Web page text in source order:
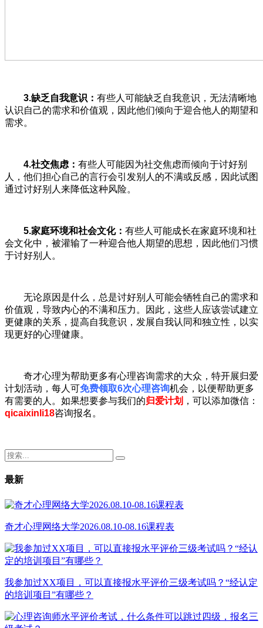
3.缺乏自我意识： 有些人可能缺乏自我意识，无法清晰地
认识自己的需求和价值观，因此他们倾向于迎合他人的期望和
需求。
4.社交焦虑： 有些人可能因为社交焦虑而倾向于讨好别
人，他们担心自己的言行会引发别人的不满或反感，因此试图
通过讨好别人来降低这种风险。
5.家庭环境和社会文化： 有些人可能成长在家庭环境和社
会文化中，被灌输了一种迎合他人期望的思想，因此他们习惯
于讨好别人。
无论原因是什么，总是讨好别人可能会牺牲自己的需求和
价值观，导致内心的不满和压力。因此，这些人应该尝试建立
更健康的关系，提高自我意识，发展自我认同和独立性，以实
现更好的心理健康。
奇才心理为帮助更多有心理咨询需求的大众，特开展归爱
计划活动，每人可免费领取6次心理咨询机会，以便帮助更多
有需要的人。如果想要参与我们的归爱计划 ，可以添加微信：
qicaixinli18咨询报名。
最新
奇才心理网络大学2026.08.10-08.16课程表
我参加过XX项目，可以直接报水平评价三级考试吗？“经认定
的培训项目”有哪些？